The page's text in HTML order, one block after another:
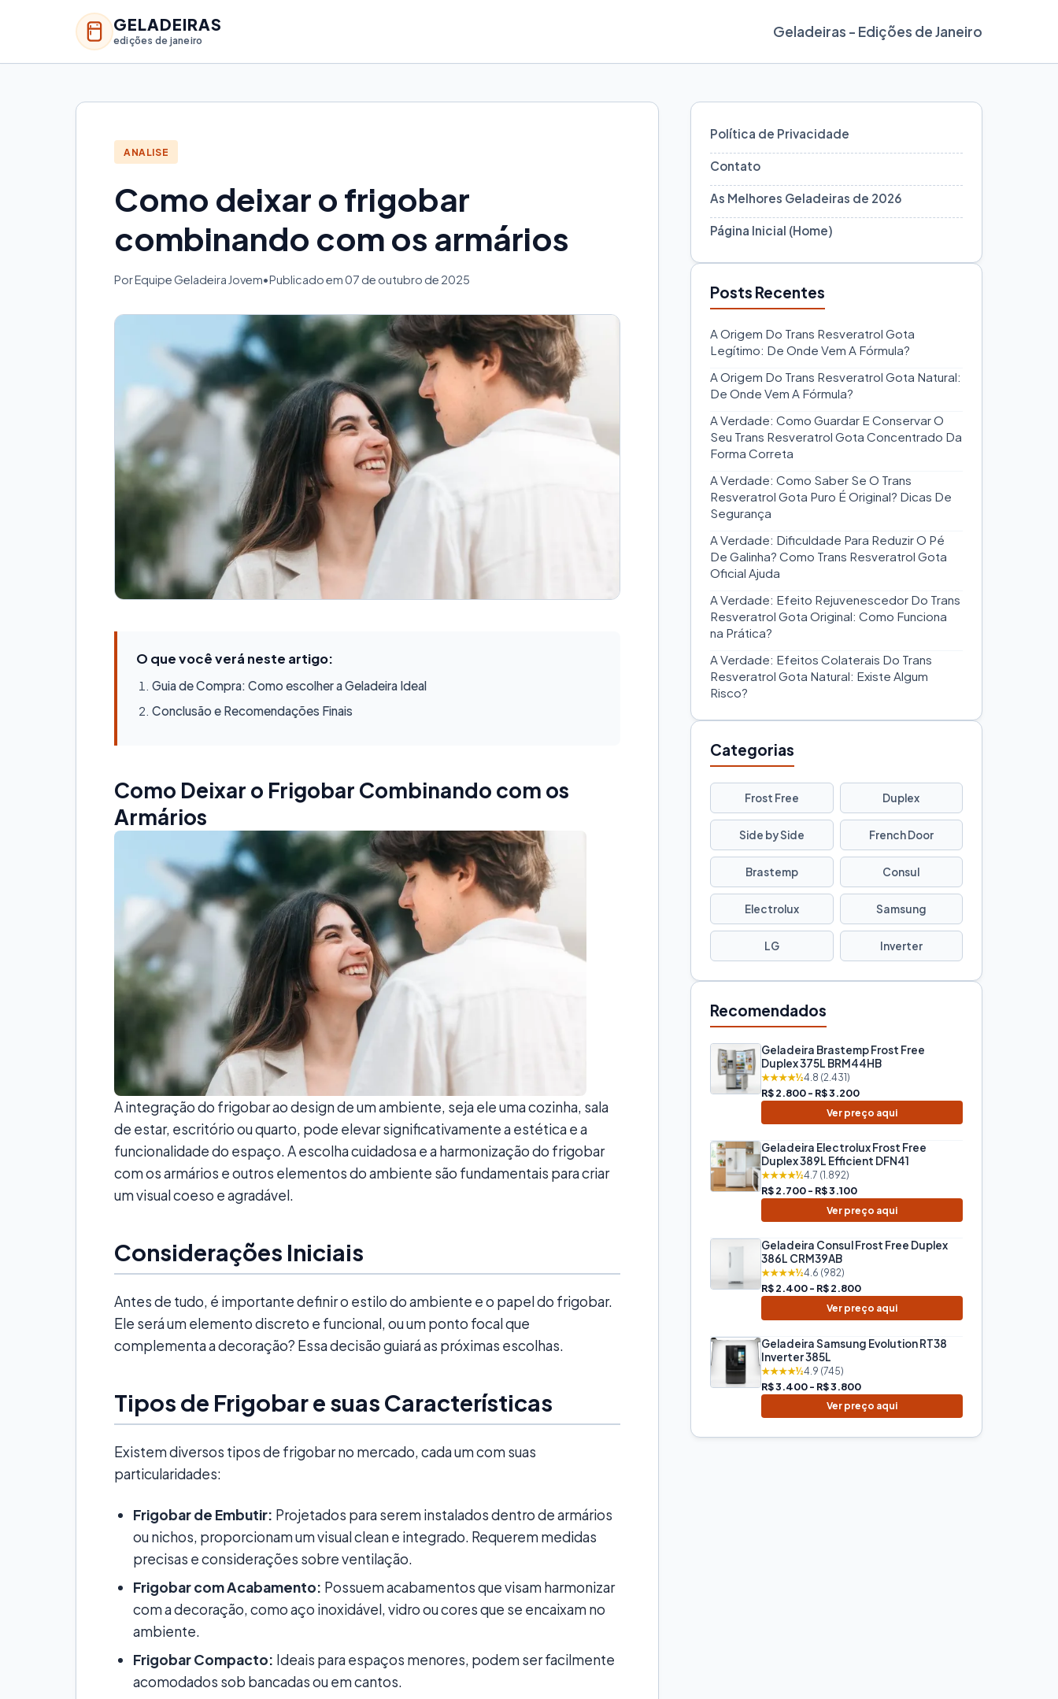
GELADEIRAS
edições de janeiro Geladeiras - Edições de Janeiro
ANALISE
Como deixar o frigobar
combinando com os armários
Por Equipe Geladeira Jovem•Publicado em 07 de outubro de 2025
O que você verá neste artigo:
Guia de Compra: Como escolher a Geladeira Ideal
Conclusão e Recomendações Finais
Como Deixar o Frigobar Combinando com os
Armários
A integração do frigobar ao design de um ambiente, seja ele uma cozinha, sala
de estar, escritório ou quarto, pode elevar significativamente a estética e a
funcionalidade do espaço. A escolha cuidadosa e a harmonização do frigobar
com os armários e outros elementos do ambiente são fundamentais para criar
um visual coeso e agradável.
Considerações Iniciais
Antes de tudo, é importante definir o estilo do ambiente e o papel do frigobar.
Ele será um elemento discreto e funcional, ou um ponto focal que
complementa a decoração? Essa decisão guiará as próximas escolhas.
Tipos de Frigobar e suas Características
Existem diversos tipos de frigobar no mercado, cada um com suas
particularidades:
Frigobar de Embutir: Projetados para serem instalados dentro de armários
ou nichos, proporcionam um visual clean e integrado. Requerem medidas
precisas e considerações sobre ventilação.
Frigobar com Acabamento: Possuem acabamentos que visam harmonizar
com a decoração, como aço inoxidável, vidro ou cores que se encaixam no
ambiente.
Frigobar Compacto: Ideais para espaços menores, podem ser facilmente
acomodados sob bancadas ou em cantos.
Política de Privacidade
Contato
As Melhores Geladeiras de 2026
Página Inicial (Home)
Posts Recentes
A Origem Do Trans Resveratrol Gota
Legítimo: De Onde Vem A Fórmula?
A Origem Do Trans Resveratrol Gota Natural:
De Onde Vem A Fórmula?
A Verdade: Como Guardar E Conservar O
Seu Trans Resveratrol Gota Concentrado Da
Forma Correta
A Verdade: Como Saber Se O Trans
Resveratrol Gota Puro É Original? Dicas De
Segurança
A Verdade: Dificuldade Para Reduzir O Pé
De Galinha? Como Trans Resveratrol Gota
Oficial Ajuda
A Verdade: Efeito Rejuvenescedor Do Trans
Resveratrol Gota Original: Como Funciona
na Prática?
A Verdade: Efeitos Colaterais Do Trans
Resveratrol Gota Natural: Existe Algum
Risco?
Categorias
Frost Free Duplex
Side by Side French Door
Brastemp Consul
Electrolux Samsung
LG Inverter
Recomendados
Geladeira Brastemp Frost Free
Duplex 375L BRM44HB
★★★★½4.8 (2.431)
R$ 2.800 - R$ 3.200
Ver preço aqui
Geladeira Electrolux Frost Free
Duplex 389L Efficient DFN41
★★★★½4.7 (1.892)
R$ 2.700 - R$ 3.100
Ver preço aqui
Geladeira Consul Frost Free Duplex
386L CRM39AB
★★★★½4.6 (982)
R$ 2.400 - R$ 2.800
Ver preço aqui
Geladeira Samsung Evolution RT38
Inverter 385L
★★★★½4.9 (745)
R$ 3.400 - R$ 3.800
Ver preço aqui